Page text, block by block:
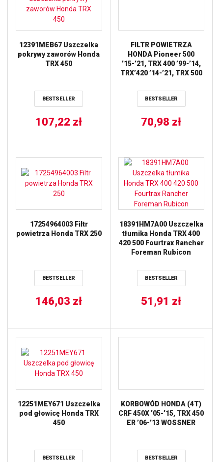
12391MEB67 Uszczelka
pokrywy zaworów Honda
TRX 450
BESTSELLER
107,22 zł
FILTR POWIETRZA
HONDA Pioneer 500
’15-’21, TRX 400 ’99-’14,
TRX’420 ’14-’21, TRX 500
TRX 650 Rincon ’03-’05
ALL BALLS
BESTSELLER
70,98 zł
17254964003 Filtr
powietrza Honda TRX 250
BESTSELLER
146,03 zł
18391HM7A00 Uszczelka
tłumika Honda TRX 400
420 500 Fourtrax Rancher
Foreman Rubicon
BESTSELLER
51,91 zł
12251MEY671 Uszczelka
pod głowicę Honda TRX
450
BESTSELLER
KORBOWÓD HONDA (4T)
CRF 450X ’05-’15, TRX 450
ER ’06-’13 WOSSNER
BESTSELLER